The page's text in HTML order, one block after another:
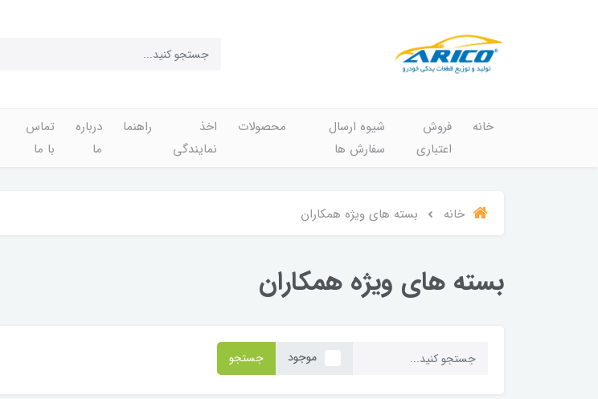
خانه
فروش
اعتباری
شیوه ارسال
سفارش ها
محصولات
اخذ
نمایندگی
راهنما
درباره
ما
تماس
با ما
خانه بسته های ویژه همکاران
بسته های ویژه همکاران
موجود جستجو